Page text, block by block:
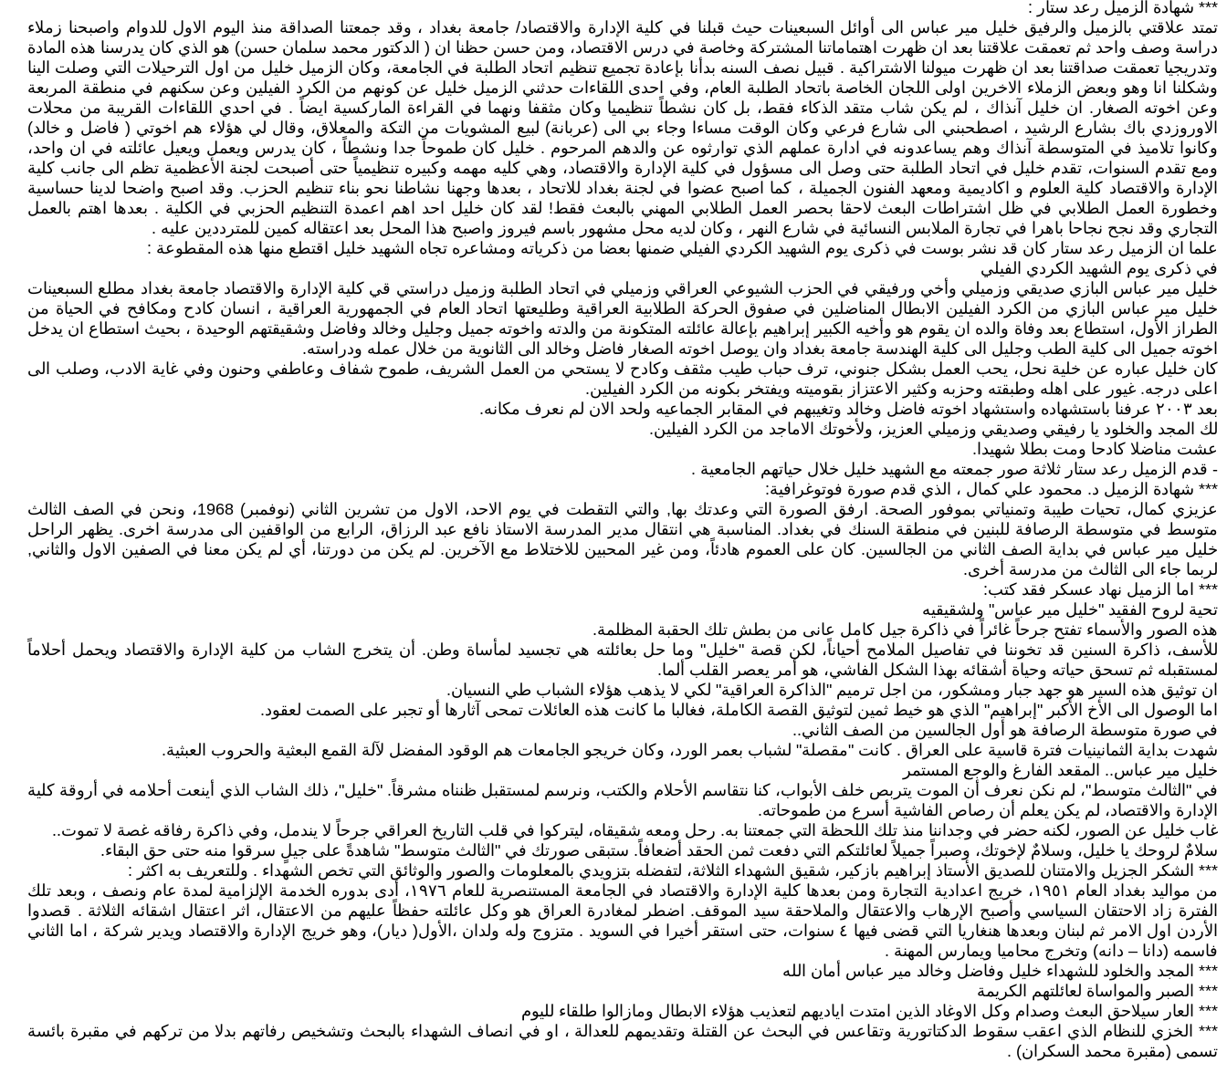
*** شهادة الزميل رعد ستار :
تمتد علاقتي بالزميل والرفيق خليل مير عباس الى أوائل السبعينات حيث قبلنا في كلية الإدارة والاقتصاد/ جامعة بغداد ، وقد جمعتنا الصداقة منذ اليوم الاول للدوام واصبحنا زملاء
دراسة وصف واحد ثم تعمقت علاقتنا بعد ان ظهرت اهتماماتنا المشتركة وخاصة في درس الاقتصاد، ومن حسن حظنا ان ( الدكتور محمد سلمان حسن) هو الذي كان يدرسنا هذه المادة
وتدريجيا تعمقت صداقتنا بعد ان ظهرت ميولنا الاشتراكية . قبيل نصف السنه بدأنا بإعادة تجميع تنظيم اتحاد الطلبة في الجامعة، وكان الزميل خليل من اول الترحيلات التي وصلت الينا
وشكلنا انا وهو وبعض الزملاء الاخرين اولى اللجان الخاصة باتحاد الطلبة العام، وفي احدى اللقاءات حدثني الزميل خليل عن كونهم من الكرد الفيلين وعن سكنهم في منطقة المربعة
وعن اخوته الصغار. ان خليل آنذاك ، لم يكن شاب متقد الذكاء فقط، بل كان نشطاً تنظيميا وكان مثقفا ونهما في القراءة الماركسية ايضاً . في احدي اللقاءات القريبة من محلات
الاوروزدي باك بشارع الرشيد ، اصطحبني الى شارع فرعي وكان الوقت مساءا وجاء بي الى (عربانة) لبيع المشويات من التكة والمعلاق، وقال لي هؤلاء هم اخوتي ( فاضل و خالد)
وكانوا تلاميذ في المتوسطة آنذاك وهم يساعدونه في ادارة عملهم الذي توارثوه عن والدهم المرحوم . خليل كان طموحاً جدا ونشطاً ، كان يدرس ويعمل ويعيل عائلته في ان واحد،
ومع تقدم السنوات، تقدم خليل في اتحاد الطلبة حتى وصل الى مسؤول في كلية الإدارة والاقتصاد، وهي كليه مهمه وكبيره تنظيمياً حتى أصبحت لجنة الأعظمية تظم الى جانب كلية
الإدارة والاقتصاد كلية العلوم و اكاديمية ومعهد الفنون الجميلة ، كما اصبح عضوا في لجنة بغداد للاتحاد ، بعدها وجهنا نشاطنا نحو بناء تنظيم الحزب. وقد اصبح واضحا لدينا حساسية
وخطورة العمل الطلابي في ظل اشتراطات البعث لاحقا بحصر العمل الطلابي المهني بالبعث فقط! لقد كان خليل احد اهم اعمدة التنظيم الحزبي في الكلية . بعدها اهتم بالعمل
التجاري وقد نجح نجاحا باهرا في تجارة الملابس النسائية في شارع النهر ، وكان لديه محل مشهور باسم فيروز واصبح هذا المحل بعد اعتقاله كمين للمترددين عليه .
علما ان الزميل رعد ستار كان قد نشر بوست في ذكرى يوم الشهيد الكردي الفيلي ضمنها بعضا من ذكرياته ومشاعره تجاه الشهيد خليل اقتطع منها هذه المقطوعة :
في ذكرى يوم الشهيد الكردي الفيلي
خليل مير عباس البازي صديقي وزميلي وأخي ورفيقي في الحزب الشيوعي العراقي وزميلي في اتحاد الطلبة وزميل دراستي قي كلية الإدارة والاقتصاد جامعة بغداد مطلع السبعينات
خليل مير عباس البازي من الكرد الفيلين الابطال المناضلين في صفوق الحركة الطلابية العراقية وطليعتها اتحاد العام في الجمهورية العراقية ، انسان كادح ومكافح في الحياة من
الطراز الأول، استطاع بعد وفاة والده ان يقوم هو وأخيه الكبير إبراهيم بإعالة عائلته المتكونة من والدته واخوته جميل وجليل وخالد وفاضل وشقيقتهم الوحيدة ، بحيث استطاع ان يدخل
اخوته جميل الى كلية الطب وجليل الى كلية الهندسة جامعة بغداد وان يوصل اخوته الصغار فاضل وخالد الى الثانوية من خلال عمله ودراسته.
كان خليل عباره عن خلية نحل، يحب العمل بشكل جنوني، ترف حباب طيب مثقف وكادح لا يستحي من العمل الشريف، طموح شفاف وعاطفي وحنون وفي غاية الادب، وصلب الى
اعلى درجه. غيور على اهله وطبقته وحزبه وكثير الاعتزاز بقوميته ويفتخر بكونه من الكرد الفيلين.
بعد ٢٠٠٣ عرفنا باستشهاده واستشهاد اخوته فاضل وخالد وتغيبهم في المقابر الجماعيه ولحد الان لم نعرف مكانه.
لك المجد والخلود يا رفيقي وصديقي وزميلي العزيز، ولأخوتك الاماجد من الكرد الفيلين.
عشت مناضلا كادحا ومت بطلا شهيدا.
- قدم الزميل رعد ستار ثلاثة صور جمعته مع الشهيد خليل خلال حياتهم الجامعية .
*** شهادة الزميل د. محمود علي كمال ، الذي قدم صورة فوتوغرافية:
عزيزي كمال، تحيات طيبة وتمنياتي بموفور الصحة. ارفق الصورة التي وعدتك بها, والتي التقطت في يوم الاحد، الاول من تشرين الثاني (نوفمبر) 1968، ونحن في الصف الثالث
متوسط في متوسطة الرصافة للبنين في منطقة السنك في بغداد. المناسبة هي انتقال مدير المدرسة الاستاذ نافع عبد الرزاق، الرابع من الواقفين الى مدرسة اخرى. يظهر الراحل
خليل مير عباس في بداية الصف الثاني من الجالسين. كان على العموم هادئاً، ومن غير المحبين للاختلاط مع الآخرين. لم يكن من دورتنا، أي لم يكن معنا في الصفين الاول والثاني,
لربما جاء الى الثالث من مدرسة أخرى.
*** اما الزميل نهاد عسكر فقد كتب:
تحية لروح الفقيد "خليل مير عباس" ولشقيقيه
هذه الصور والأسماء تفتح جرحاً غائراً في ذاكرة جيل كامل عانى من بطش تلك الحقبة المظلمة.
للأسف، ذاكرة السنين قد تخوننا في تفاصيل الملامح أحياناً، لكن قصة "خليل" وما حل بعائلته هي تجسيد لمأساة وطن. أن يتخرج الشاب من كلية الإدارة والاقتصاد ويحمل أحلاماً
لمستقبله ثم تسحق حياته وحياة أشقائه بهذا الشكل الفاشي، هو أمر يعصر القلب ألما.
ان توثيق هذه السير هو جهد جبار ومشكور، من اجل ترميم "الذاكرة العراقية" لكي لا يذهب هؤلاء الشباب طي النسيان.
اما الوصول الى الأخ الأكبر "إبراهيم" الذي هو خيط ثمين لتوثيق القصة الكاملة، فغالبا ما كانت هذه العائلات تمحى آثارها أو تجبر على الصمت لعقود.
في صورة متوسطة الرصافة هو أول الجالسين من الصف الثاني..
شهدت بداية الثمانينيات فترة قاسية على العراق . كانت "مقصلة" لشباب بعمر الورد، وكان خريجو الجامعات هم الوقود المفضل لآلة القمع البعثية والحروب العبثية.
خليل مير عباس.. المقعد الفارغ والوجع المستمر
في "الثالث متوسط"، لم نكن نعرف أن الموت يتربص خلف الأبواب، كنا نتقاسم الأحلام والكتب، ونرسم لمستقبل ظنناه مشرقاً. "خليل"، ذلك الشاب الذي أينعت أحلامه في أروقة كلية
الإدارة والاقتصاد، لم يكن يعلم أن رصاص الفاشية أسرع من طموحاته.
غاب خليل عن الصور، لكنه حضر في وجداننا منذ تلك اللحظة التي جمعتنا به. رحل ومعه شقيقاه، ليتركوا في قلب التاريخ العراقي جرحاً لا يندمل، وفي ذاكرة رفاقه غصة لا تموت..
سلامٌ لروحك يا خليل، وسلامٌ لإخوتك، وصبراً جميلاً لعائلتكم التي دفعت ثمن الحقد أضعافاً. ستبقى صورتك في "الثالث متوسط" شاهدةً على جيلٍ سرقوا منه حتى حق البقاء.
*** الشكر الجزيل والامتنان للصديق الأستاذ إبراهيم بازكير، شقيق الشهداء الثلاثة، لتفضله بتزويدي بالمعلومات والصور والوثائق التي تخص الشهداء . وللتعريف به اكثر :
من مواليد بغداد العام ١٩٥١، خريج اعدادية التجارة ومن بعدها كلية الإدارة والاقتصاد في الجامعة المستنصرية للعام ١٩٧٦، أدى بدوره الخدمة الإلزامية لمدة عام ونصف ، وبعد تلك
الفترة زاد الاحتقان السياسي وأصبح الإرهاب والاعتقال والملاحقة سيد الموقف. اضطر لمغادرة العراق هو وكل عائلته حفظاً عليهم من الاعتقال، اثر اعتقال اشقائه الثلاثة . قصدوا
الأردن اول الامر ثم لبنان وبعدها هنغاريا التي قضى فيها ٤ سنوات، حتى استقر أخيرا في السويد . متزوج وله ولدان ،الأول( ديار)، وهو خريج الإدارة والاقتصاد ويدير شركة ، اما الثاني
فاسمه (دانا – دانه) وتخرج محاميا ويمارس المهنة .
*** المجد والخلود للشهداء خليل وفاضل وخالد مير عباس أمان الله
*** الصبر والمواساة لعائلتهم الكريمة
*** العار سيلاحق البعث وصدام وكل الاوغاد الذين امتدت اياديهم لتعذيب هؤلاء الابطال ومازالوا طلقاء لليوم
*** الخزي للنظام الذي اعقب سقوط الدكتاتورية وتقاعس في البحث عن القتلة وتقديمهم للعدالة ، او في انصاف الشهداء بالبحث وتشخيص رفاتهم بدلا من تركهم في مقبرة بائسة
تسمى (مقبرة محمد السكران) .